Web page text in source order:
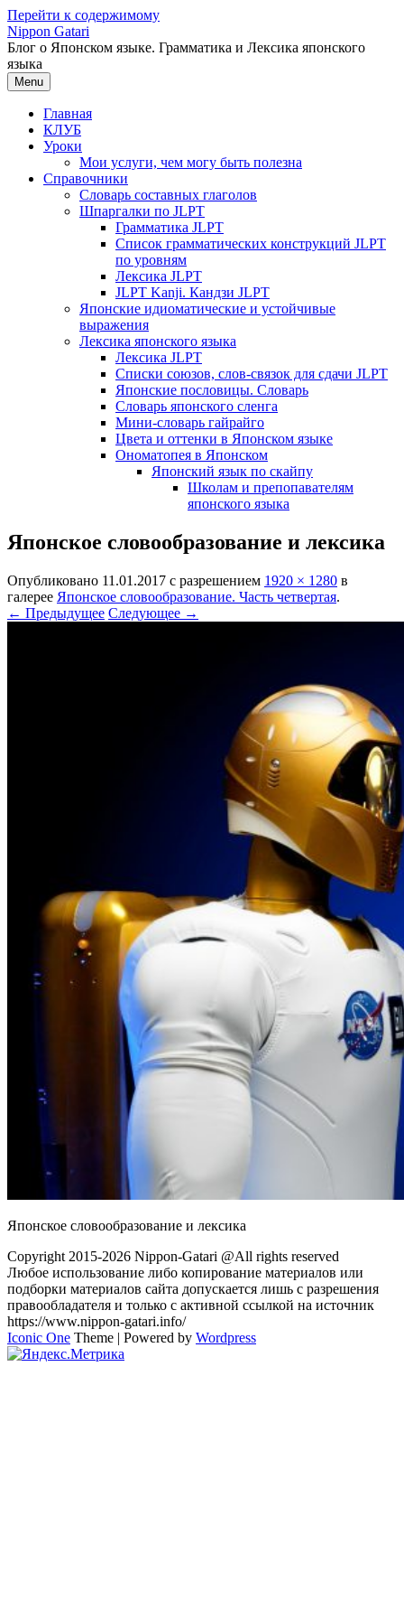
Перейти к содержимому
Nippon Gatari
Блог о Японском языке. Грамматика и Лексика японского
языка
Menu
Главная
КЛУБ
Уроки
Мои услуги, чем могу быть полезна
Справочники
Словарь составных глаголов
Шпаргалки по JLPT
Грамматика JLPT
Список грамматических конструкций JLPT
по уровням
Лексика JLPT
JLPT Kanji. Кандзи JLPT
Японские идиоматические и устойчивые
выражения
Лексика японского языка
Лексика JLPT
Списки союзов, слов-связок для сдачи JLPT
Японские пословицы. Словарь
Словарь японского сленга
Мини-словарь гайрайго
Цвета и оттенки в Японском языке
Ономатопея в Японском
Японский язык по скайпу
Школам и препопавателям
японского языка
Японское словообразование и лексика
Опубликовано 11.01.2017 с разрешением 1920 × 1280 в
галерее Японское словообразование. Часть четвертая.
← Предыдущее Следующее →
Японское словообразование и лексика
Copyright 2015-2026 Nippon-Gatari @All rights reserved
Любое использование либо копирование материалов или
подборки материалов сайта допускается лишь с разрешения
правообладателя и только с активной ссылкой на источник
https://www.nippon-gatari.info/
Iconic One Theme | Powered by Wordpress